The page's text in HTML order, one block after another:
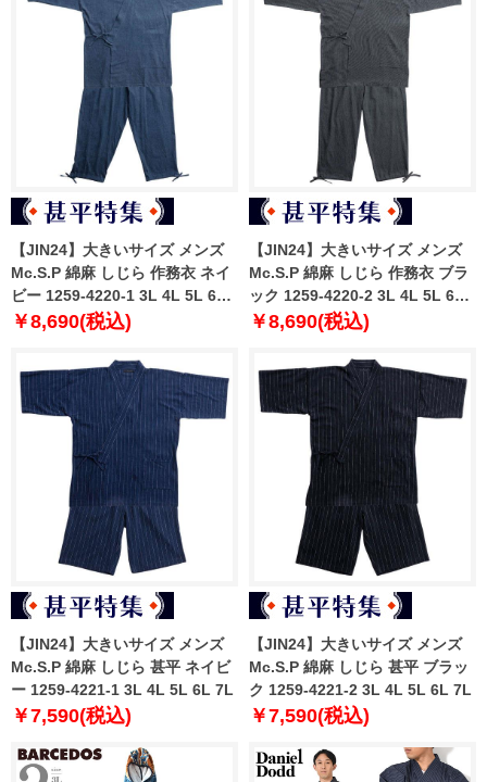
【JIN24】大きいサイズ メンズ
Mc.S.P 綿麻 しじら 作務衣 ネイ
ビー 1259-4220-1 3L 4L 5L 6L
7L
￥8,690(税込)
【JIN24】大きいサイズ メンズ
Mc.S.P 綿麻 しじら 作務衣 ブラ
ック 1259-4220-2 3L 4L 5L 6L
7L
￥8,690(税込)
【JIN24】大きいサイズ メンズ
Mc.S.P 綿麻 しじら 甚平 ネイビ
ー 1259-4221-1 3L 4L 5L 6L 7L
￥7,590(税込)
【JIN24】大きいサイズ メンズ
Mc.S.P 綿麻 しじら 甚平 ブラッ
ク 1259-4221-2 3L 4L 5L 6L 7L
￥7,590(税込)